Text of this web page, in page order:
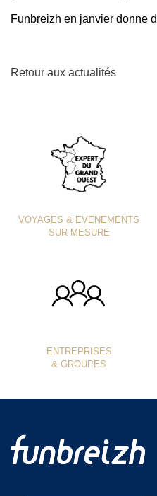
Funbreizh en janvier donne
Retour aux actualités
VOYAGES & EVENEMENTS
SUR-MESURE
ENTREPRISES
& GROUPES